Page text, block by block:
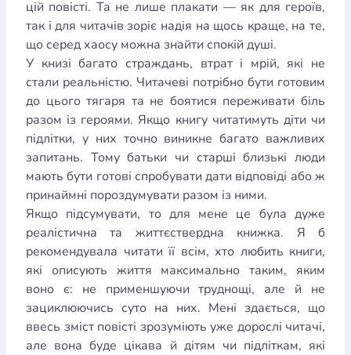
цій повісті. Та не лише плакати — як для героїв,
так і для читачів зоріє надія на щось краще, на те,
що серед хаосу можна знайти спокій душі.
У книзі багато страждань, втрат і мрій, які не
стали реальністю. Читачеві потрібно бути готовим
до цього тягаря та не боятися переживати біль
разом із героями. Якщо книгу читатимуть діти чи
підлітки, у них точно виникне багато важливих
запитань. Тому батьки чи старші близькі люди
мають бути готові спробувати дати відповіді або ж
принаймні пороздумувати разом із ними.
Якщо підсумувати, то для мене це була дуже
реалістична та життєствердна книжка. Я б
рекомендувала читати її всім, хто любить книги,
які описують життя максимально таким, яким
воно є: не применшуючи труднощі, але й не
зациклюючись суто на них. Мені здається, що
ввесь зміст повісті зрозуміють уже дорослі читачі,
але вона буде цікава й дітям чи підліткам, які